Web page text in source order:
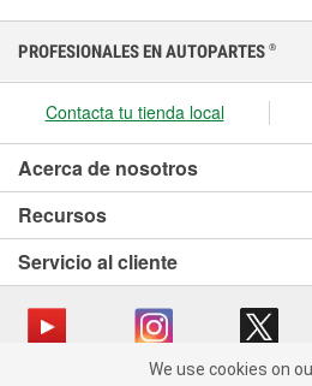
We use cookies on our website. By
PROFESIONALES EN AUTOPARTES ®
Contacta tu tienda local
Acerca de nosotros
Recursos
Servicio al cliente
We use cookies on